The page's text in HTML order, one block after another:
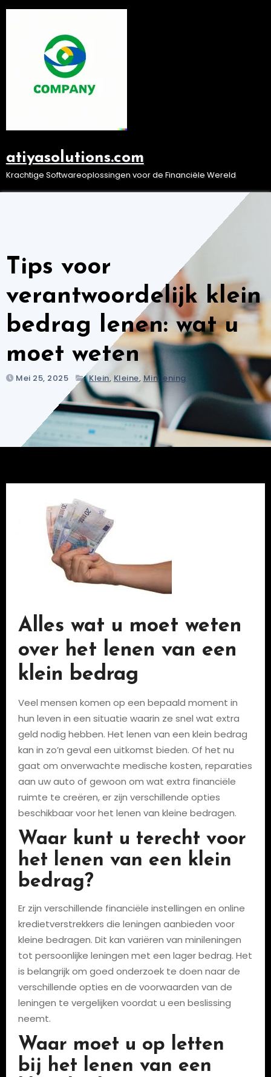
Ga
atiyasolutions.com
Krachtige Softwareoplossingen voor de Financiële Wereld
Tips voor
verantwoordelijk klein
bedrag lenen: wat u
moet weten
Mei 25, 2025 Klein, Kleine, Minilening
Alles wat u moet weten
over het lenen van een
klein bedrag
Veel mensen komen op een bepaald moment in
hun leven in een situatie waarin ze snel wat extra
geld nodig hebben. Het lenen van een klein bedrag
kan in zo’n geval een uitkomst bieden. Of het nu
gaat om onverwachte medische kosten, reparaties
aan uw auto of gewoon om wat extra financiële
ruimte te creëren, er zijn verschillende opties
beschikbaar voor het lenen van kleine bedragen.
Waar kunt u terecht voor
het lenen van een klein
bedrag?
Er zijn verschillende financiële instellingen en online
kredietverstrekkers die leningen aanbieden voor
kleine bedragen. Dit kan variëren van minileningen
tot persoonlijke leningen met een lager bedrag. Het
is belangrijk om goed onderzoek te doen naar de
verschillende opties en de voorwaarden van de
leningen te vergelijken voordat u een beslissing
neemt.
Waar moet u op letten
bij het lenen van een